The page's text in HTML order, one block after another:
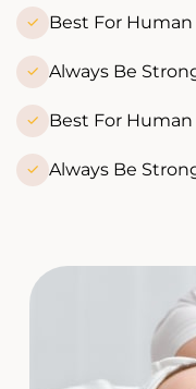
Best For
Always Be
Best For
Always Be